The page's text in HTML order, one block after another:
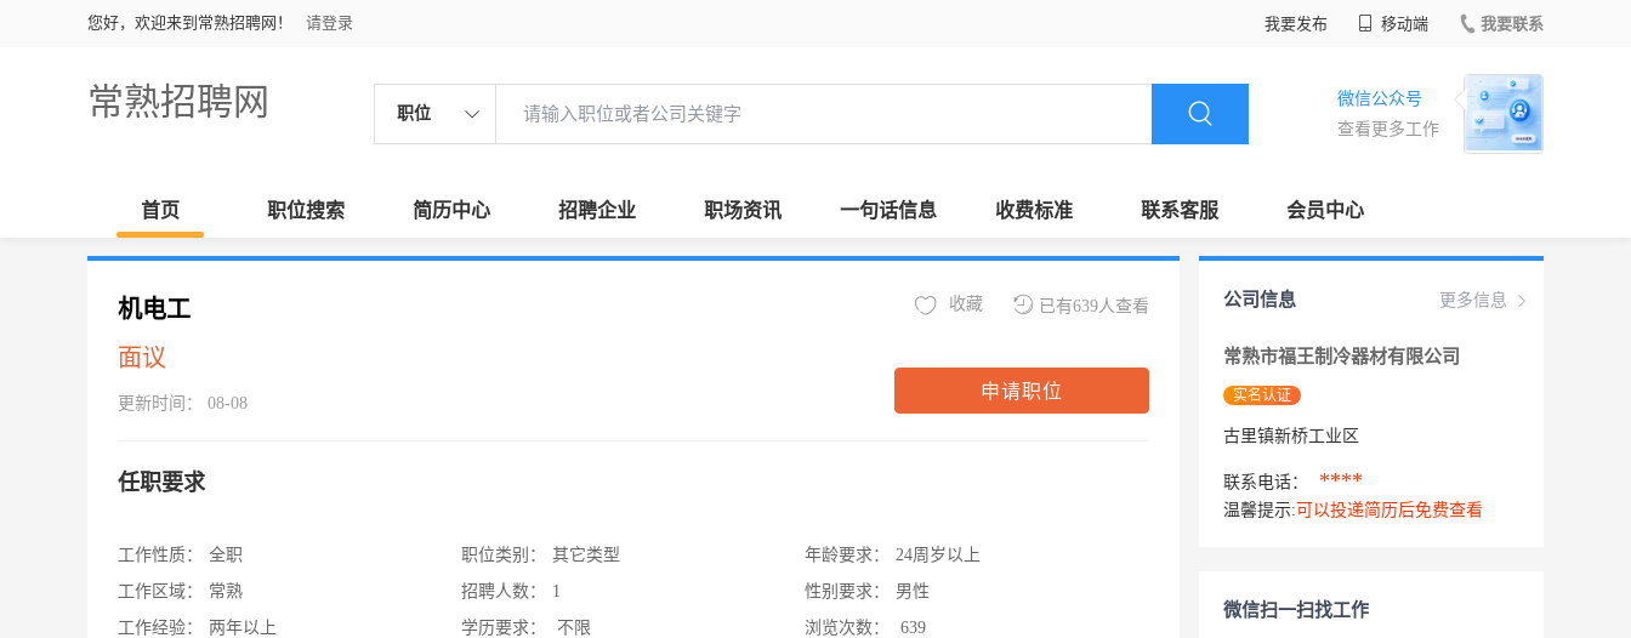
您好，欢迎来到常熟招聘网！ 请登录 我要发布 移动端 我要联系
常熟招聘网 职位
微信公众号
查看更多工作
首页 职位搜索 简历中心 招聘企业 职场资讯 一句话信息 收费标准 联系客服 会员中心
机电工
面议
更新时间： 08-08
已有639人查看
收藏
申请职位
任职要求
工作性质：
全职
工作区域：
常熟
工作经验：
两年以上
职位类别：
其它类型
招聘人数：
1
学历要求：
不限
年龄要求：
24周岁以上
性别要求：
男性
浏览次数：
639
更多信息
公司信息
常熟市福王制冷器材有限公司
实名认证
古里镇新桥工业区
联系电话： ****
温馨提示: 可以投递简历后免费查看
微信扫一扫找工作